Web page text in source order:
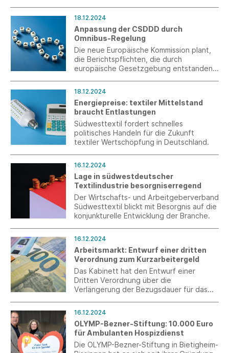
werden soll.
18.12.2024
Anpassung der CSDDD durch
Omnibus-Regelung
Die neue Europäische Kommission plant,
die Berichtspflichten, die durch
europäische Gesetzgebung entstanden
18.12.2024
Energiepreise: textiler Mittelstand
braucht Entlastungen
Südwesttextil fordert schnelles
politisches Handeln für die Zukunft
textiler Wertschöpfung in Deutschland.
16.12.2024
Lage in südwestdeutscher
Textilindustrie besorgniserregend
Der Wirtschafts- und Arbeitgeberverband
Südwesttextil blickt mit Besorgnis auf die
konjunkturelle Entwicklung der Branche.
16.12.2024
Arbeitsmarkt: Entwurf einer dritten
Verordnung zum Kurzarbeitergeld
Das Kabinett hat den Entwurf einer
Dritten Verordnung über die
Verlängerung der Bezugsdauer für das
16.12.2024
OLYMP-Bezner-Stiftung: 10.000 Euro
für Ambulanten Hospizdienst
Die OLYMP-Bezner-Stiftung in Bietigheim-